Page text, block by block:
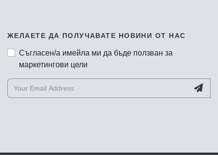
ЖЕЛАЕТЕ ДА ПОЛУЧАВАТЕ НОВИНИ ОТ НАС
Съгласен/а имейла ми да бъде ползван за
маркетингови цели